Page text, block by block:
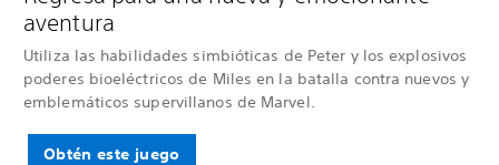
aventura
Utiliza las habilidades simbióticas de Peter y los explosivos
poderes bioeléctricos de Miles en la batalla contra nuevos y
emblemáticos supervillanos de Marvel.
Obtén este juego